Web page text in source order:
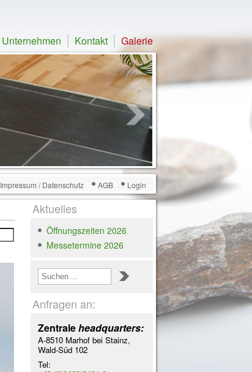
Unternehmen Kontakt Galerie
Impressum / Datenschutz AGB Login
Aktuelles
Öffnungszeiten 2026
Messetermine 2026
Anfragen an:
Zentraleheadquarters:
A-8510 Marhof bei Stainz,
Wald-Süd 102
Tel: